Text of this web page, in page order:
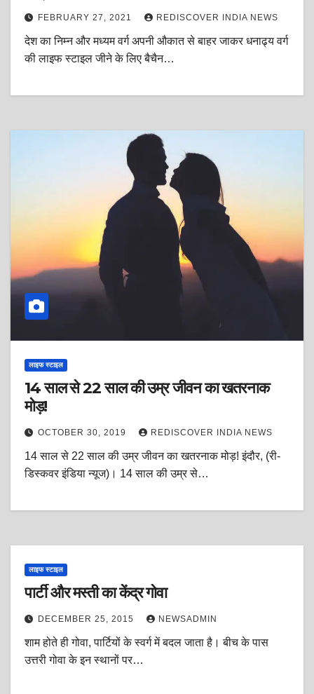
भी है!FEBRUARY 27, 2021 REDISCOVER INDIA NEWS
देश का निम्न और मध्यम वर्ग अपनी औकात से बाहर जाकर धनाढ्य वर्ग
की लाइफ स्टाइल जीने के लिए बैचैन…
लाइफ स्टाइल
14 साल से 22 साल की उम्र जीवन का खतरनाक
मोड़!
OCTOBER 30, 2019 REDISCOVER INDIA NEWS
14 साल से 22 साल की उम्र जीवन का खतरनाक मोड़! इंदौर, (री-
डिस्कवर इंडिया न्यूज)। 14 साल की उम्र से…
लाइफ स्टाइल
पार्टी और मस्ती का केंद्र गोवा
DECEMBER 25, 2015 NEWSADMIN
शाम होते ही गोवा, पार्टियों के स्वर्ग में बदल जाता है। बीच के पास
उत्तरी गोवा के इन स्थानों पर…